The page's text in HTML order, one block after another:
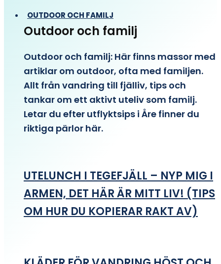
OUTDOOR OCH FAMILJ
Outdoor och familj
Outdoor och familj: Här finns massor med
artiklar om outdoor, ofta med familjen.
Allt från vandring till fjälliv, tips och
tankar om ett aktivt uteliv som familj.
Letar du efter utflyktsips i Åre finner du
riktiga pärlor här.
UTELUNCH I TEGEFJÄLL – NYP MIG I
ARMEN, DET HÄR ÄR MITT LIV! (TIPS
OM HUR DU KOPIERAR RAKT AV)